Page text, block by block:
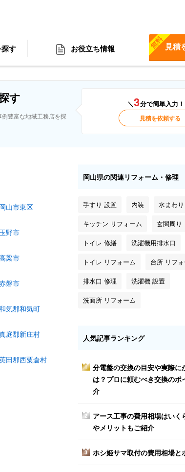
す お役立ち情報 見積
無料
す
豊富な地域工務店を探
＼3分で簡単入力
見積を依頼する
岡山市東区
玉野市
梁市
磐市
気郡和気町
庭郡新庄村
田郡西粟倉村
岡山県の関連リフォーム・修理
手すり 設置 内装 水まわり
キッチン リフォーム 玄関周り
トイレ 修繕 洗濯機用排水口
トイレ リフォーム 台所 リフ
排水口 修理 洗濯機 設置
洗面所 リフォーム
人気記事ランキング
1
分電盤の交換の目安や実際に
は？プロに頼むべき交換のポ
介
2
アース工事の費用相場はいく
やメリットもご紹介
3 ホシ姫サマ取付の費用相場と